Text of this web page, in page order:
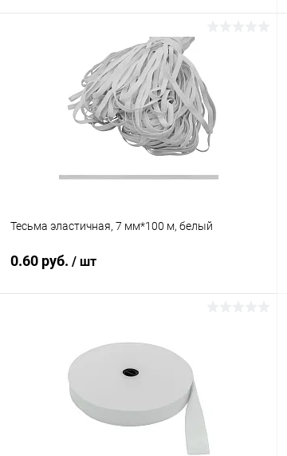
В корзину
Купить в 1 клик Сравнение
В избранное Под заказ
Тесьма эластичная, 7 мм*100 м, белый
0.60 руб. / шт
Купить в 1 клик Сравнение
В избранное Под заказ